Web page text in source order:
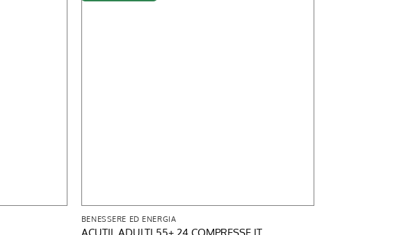
BENESSERE ED ENERGIA